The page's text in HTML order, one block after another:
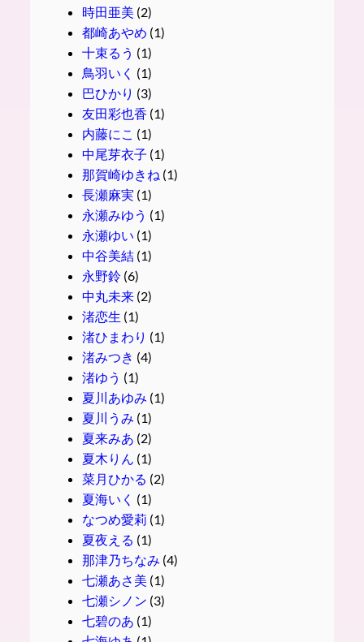
時田亜美 (2)
都崎あやめ (1)
十束るう (1)
鳥羽いく (1)
巴ひかり (3)
友田彩也香 (1)
内藤にこ (1)
中尾芽衣子 (1)
那賀崎ゆきね (1)
長瀬麻実 (1)
永瀬みゆう (1)
永瀬ゆい (1)
中谷美結(1)
永野鈴(6)
中丸未来(2)
渚恋生 (1)
渚ひまわり (1)
渚みつき (4)
渚ゆう (1)
夏川あゆみ (1)
夏川うみ (1)
夏来みあ (2)
夏木りん (1)
菜月ひかる (2)
夏海いく (1)
なつめ愛莉 (1)
夏夜える (1)
那津乃ちなみ (4)
七瀬あさ美 (1)
七瀬シノン (3)
七碧のあ (1)